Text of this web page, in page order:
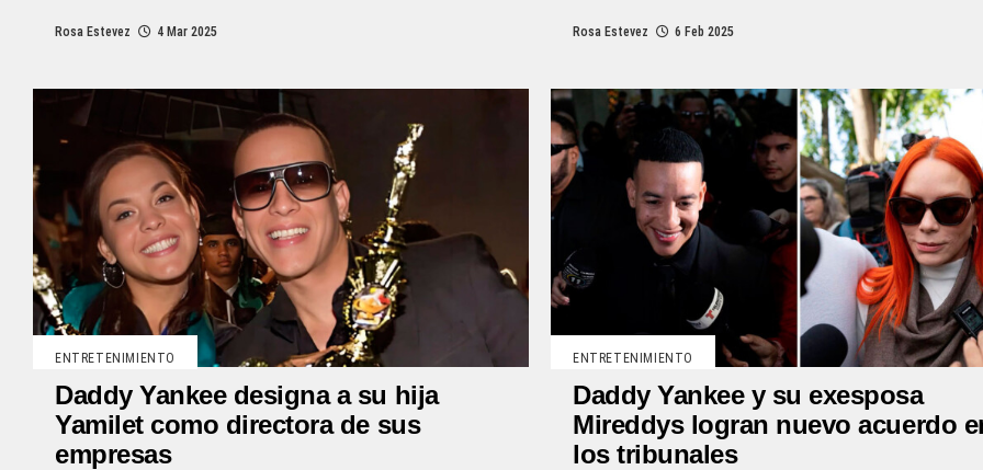
Rosa Estevez 4 Mar 2025 Rosa Estevez 6 Feb 2025
ENTRETENIMIENTO
Daddy Yankee designa a su hija
Yamilet como directora de sus
empresas
ENTRETENIMIENTO
Daddy Yankee y su exesposa
Mireddys logran nuevo acuerdo
los tribunales